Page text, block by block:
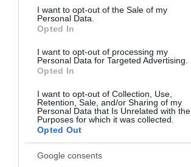
consent section.
I want to opt-out of the Sale of my
Personal Data.
Opted In
I want to opt-out of processing my
Personal Data for Targeted Advertising.
Opted In
I want to opt-out of Collection, Use,
Retention, Sale, and/or Sharing of my
Personal Data that Is Unrelated with the
Purposes for which it was collected.
Opted Out
Google consents